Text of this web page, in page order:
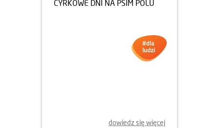
dowiedz się więcej